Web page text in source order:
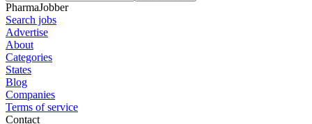
PharmaJobber
Search jobs
Advertise
About
Categories
States
Blog
Companies
Terms of service
Contact